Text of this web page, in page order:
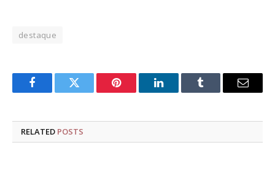
destaque
FacebookTwitter Pinterest LinkedInTumblr Email
RELATED POSTS